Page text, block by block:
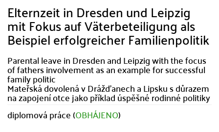
Elternzeit in Dresden und Leipzig
mit Fokus auf Väterbeteiligung als
Beispiel erfolgreicher Familienpolitik
Parental leave in Dresden and Leipzig with the focus
of fathers involvement as an example for successful
family politic
Mateřská dovolená v Drážďanech a Lipsku s důrazem
na zapojení otce jako příklad úspěšné rodinné politiky
diplomová práce (OBHÁJENO)